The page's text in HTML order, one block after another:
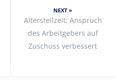
NEXT »
Altersteilzeit: Anspruch
des Arbeitgebers auf
Zuschuss verbessert